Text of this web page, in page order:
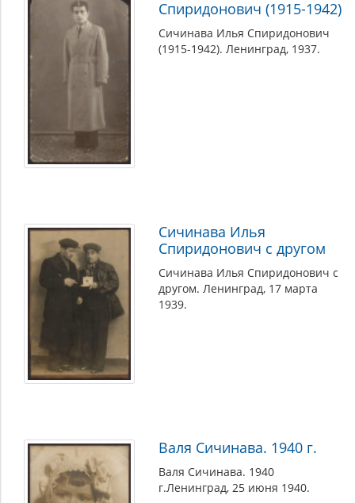
Спиридонович (1915-1942)
Сичинава Илья Спиридонович
(1915-1942). Ленинград, 1937.
Сичинава Илья
Спиридонович с другом
Сичинава Илья Спиридонович с
другом. Ленинград, 17 марта
1939.
Валя Сичинава. 1940 г.
Валя Сичинава. 1940
г.Ленинград, 25 июня 1940.